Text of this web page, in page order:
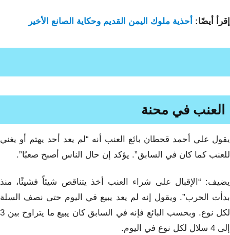
إقرأ أيضًا: أحذية ملوك اليمن القديم وحكاية الصانع الأخير
العنب في محنة
يقول علي أحمد قحطان بائع العنب أنه “لم يعد أحد يهتم أو يغني
للعنب كما كان في السابق”. يؤكد إن حال الناس أصبح صعبًا”.
يضيف: “الإقبال على شراء العنب أخذ يتناقص شيئاً فشيئًا، منذ
بدأت الحرب”. ويقول إنه لم يعد يبيع في اليوم حتى نصف السلة
لكل نوع. وبحسب البائع فإنه في السابق كان يبيع ما يتراوح بين 3
إلى 4 سلال لكل نوع في اليوم.